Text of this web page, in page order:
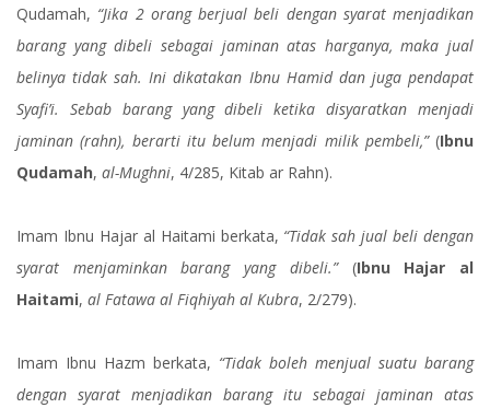
Qudamah, “Jika 2 orang berjual beli dengan syarat menjadikan
barang yang dibeli sebagai jaminan atas harganya, maka jual
belinya tidak sah. Ini dikatakan Ibnu Hamid dan juga pendapat
Syafi’i. Sebab barang yang dibeli ketika disyaratkan menjadi
jaminan (rahn), berarti itu belum menjadi milik pembeli,”(Ibnu
Qudamah, al-Mughni, 4/285, Kitab ar Rahn).
Imam Ibnu Hajar al Haitami berkata, “Tidak sah jual beli dengan
syarat menjaminkan barang yang dibeli.”(Ibnu Hajar al
Haitami, al Fatawa al Fiqhiyah al Kubra, 2/279).
Imam Ibnu Hazm berkata, “Tidak boleh menjual suatu barang
dengan syarat menjadikan barang itu sebagai jaminan atas